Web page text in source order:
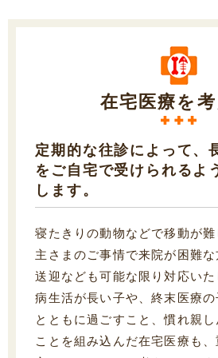
在宅医療を
定期的な往診によって、
をご自宅で受けられるよ
します。
寝たきりの動物などで移動が
主さまのご事情で来院が困難
送迎なども可能な限り対応い
病生活が長い子や、終末医療
とともに過ごすこと、慣れ親
ことを組み込んだ在宅医療も